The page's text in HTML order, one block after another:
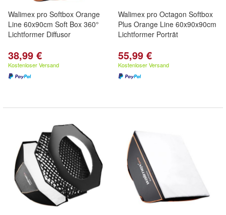
Walimex pro Softbox Orange
Line 60x90cm Soft Box 360°
Lichtformer Diffusor
38,99 €
Kostenloser Versand
Walimex pro Octagon Softbox
Plus Orange Line 60x90x90cm
Lichtformer Porträt
55,99 €
Kostenloser Versand